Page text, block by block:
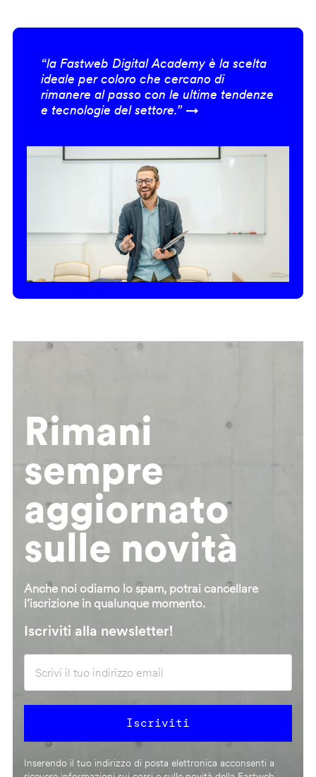
“la Fastweb Digital Academy è la scelta
ideale per coloro che cercano di
rimanere al passo con le ultime tendenze
e tecnologie del settore.” →
Rimani
sempre
aggiornato
sulle novità
Anche noi odiamo lo spam, potrai cancellare
l’iscrizione in qualunque momento.
Iscriviti alla newsletter!
Inserendo il tuo indirizzo di posta elettronica acconsenti a